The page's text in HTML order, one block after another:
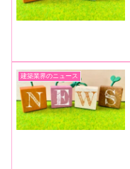
建築業界のニュース